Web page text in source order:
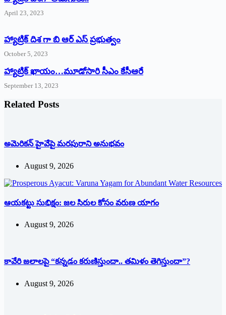
April 23, 2023
హ్యాట్రిక్ దిశ గా బి ఆర్ ఎస్ ప్రభుత్వం
October 5, 2023
హ్యాట్రిక్‌ ‌ఖాయం…మూడోసారి సీఎం కేసీఆరే
September 13, 2023
Related Posts
అమెరికన్ హైవేపై మ‌ర‌పురాని అనుభ‌వం
August 9, 2026
ఆయకట్టు సుభిక్షం: జల సిరుల కోసం వరుణ యాగం
August 9, 2026
కావేరి జలాలపై “కన్నడం కరుణిస్తుందా.. తమిళం తెగిస్తుందా”?
August 9, 2026